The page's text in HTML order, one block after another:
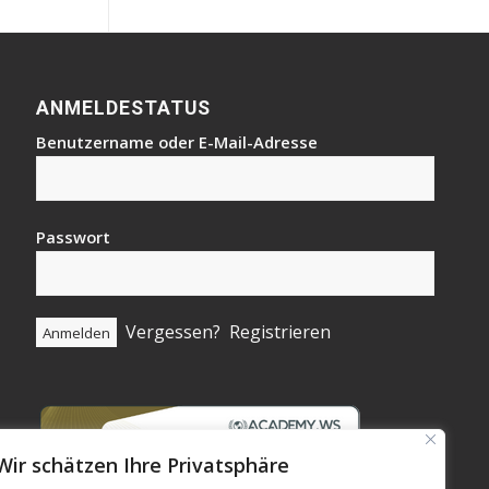
schätzen Ihre Privatsphäre
ANMELDESTATUS
Benutzername oder E-Mail-Adresse
Passwort
Vergessen? Registrieren